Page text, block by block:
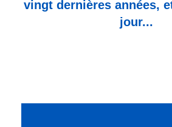
vingt dernières années,
jour...